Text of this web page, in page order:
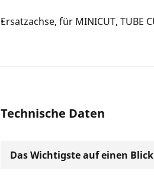
Ersatzachse, für MINICUT, TUBE
Technische Daten
Das Wichtigste auf einen Blick